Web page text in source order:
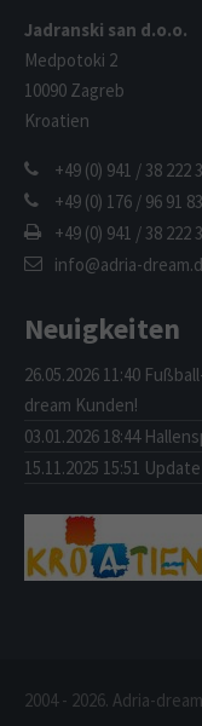
Jadranski san d.o.o.
Medpotoki 2
10090 Zagreb
Kroatien
+49 (0) 941 / 38 222
+49 (0) 176 / 96 91
+49 (0) 941 / 38 222
info@adria-
Neuigkeiten
26.05.2026 11:40
dream Kunden!
03.01.2026 18:44
15.11.2025 15:51
2004 - 2026. Adria-